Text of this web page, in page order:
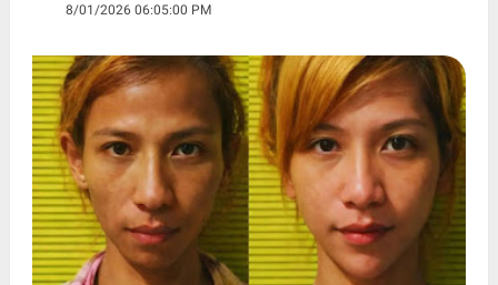
8/01/2026 06:05:00 PM